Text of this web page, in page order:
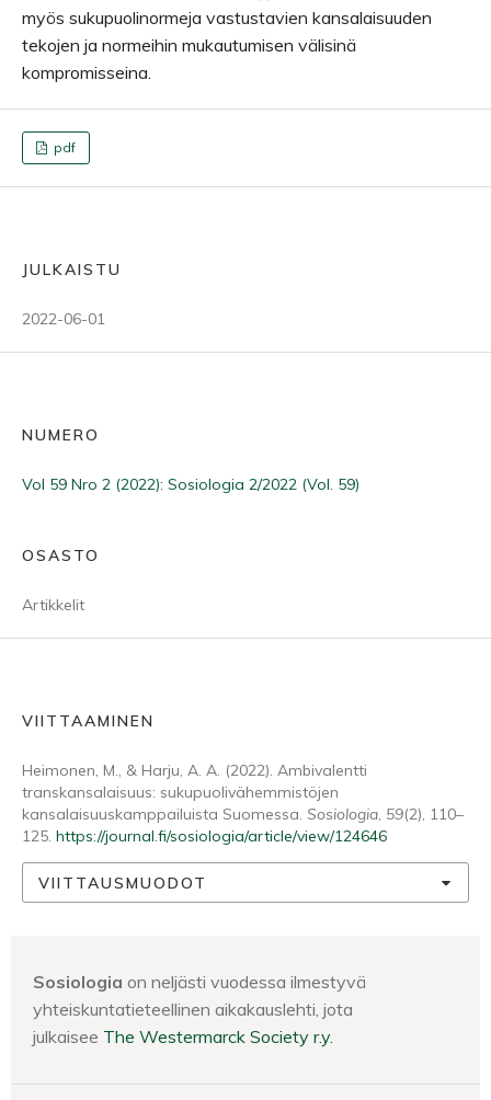
myös sukupuolinormeja vastustavien kansalaisuuden
tekojen ja normeihin mukautumisen välisinä
kompromisseina.
pdf
JULKAISTU
2022-06-01
NUMERO
Vol 59 Nro 2 (2022): Sosiologia 2/2022 (Vol. 59)
OSASTO
Artikkelit
VIITTAAMINEN
Heimonen, M., & Harju, A. A. (2022). Ambivalentti
transkansalaisuus: sukupuolivähemmistöjen
kansalaisuuskamppailuista Suomessa. Sosiologia, 59(2), 110–
125. https://journal.fi/sosiologia/article/view/124646
VIITTAUSMUODOT
Sosiologia on neljästi vuodessa ilmestyvä
yhteiskuntatieteellinen aikakauslehti, jota
julkaisee The Westermarck Society r.y.